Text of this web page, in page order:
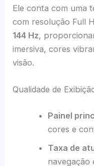
Ele conta com uma
com resolução Full
144 Hz,
imersiva, cores
visão.
Qualidade de
Painel
cores e
Taxa de
navegação